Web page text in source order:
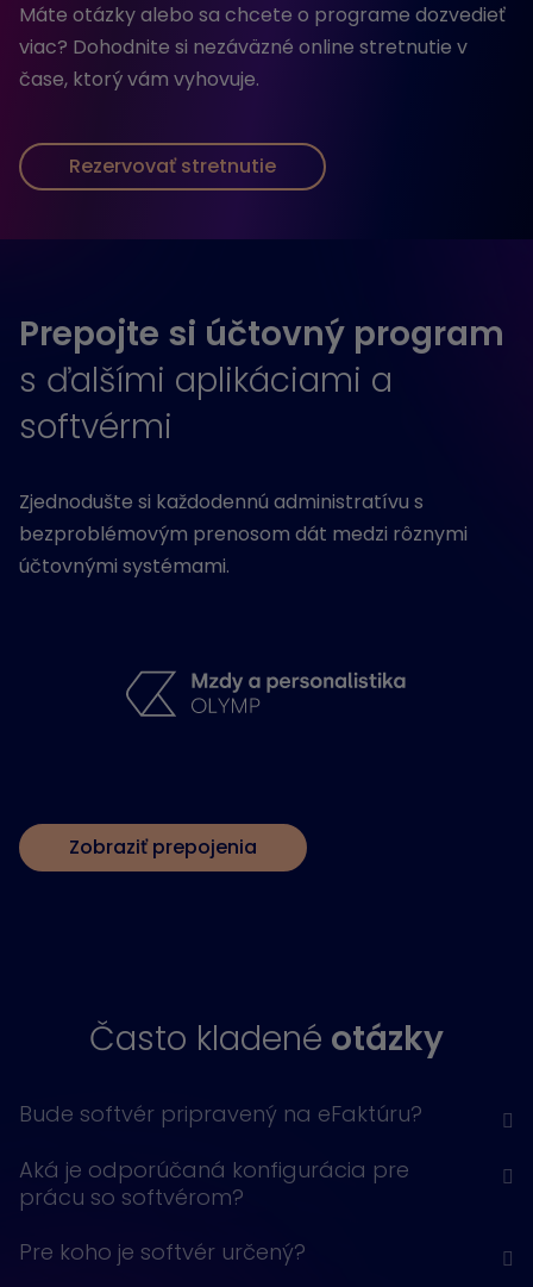
Máte otázky alebo sa chcete o programe dozvedieť
viac? Dohodnite si nezáväzné online stretnutie v
čase, ktorý vám vyhovuje.
Rezervovať stretnutie
Prepojte si účtovný program
s ďalšími aplikáciami a
softvérmi
Zjednodušte si každodennú administratívu s
bezproblémovým prenosom dát medzi rôznymi
účtovnými systémami.
Zobraziť prepojenia
Často kladené otázky
Bude softvér pripravený na eFaktúru?
Aká je odporúčaná konfigurácia pre
prácu so softvérom?
Pre koho je softvér určený?